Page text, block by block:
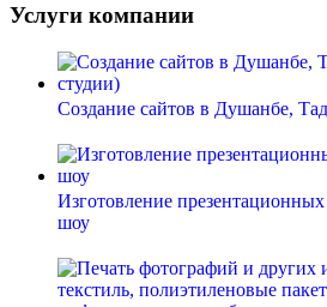
Услуги компании
Создание сайтов в Душанбе,
Изготовление
шоу